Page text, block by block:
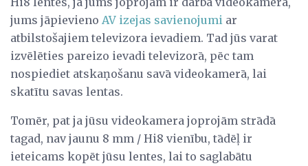
jums jāpievieno AV izejas savienojumi ar
atbilstošajiem televizora ievadiem. Tad jūs varat
izvēlēties pareizo ievadi televizorā, pēc tam
nospiediet atskaņošanu savā videokamerā, lai
skatītu savas lentas.
Tomēr, pat ja jūsu videokamera joprojām strādā
tagad, nav jaunu 8 mm / Hi8 vienību, tādēļ ir
ieteicams kopēt jūsu lentes, lai to saglabātu